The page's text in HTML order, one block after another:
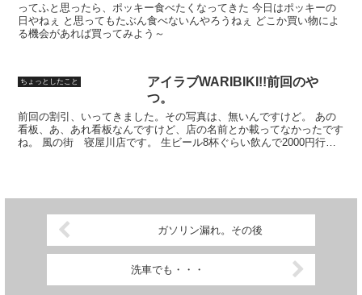
ってふと思ったら、ポッキー食べたくなってきた 今日はポッキーの
日やねぇ と思ってもたぶん食べないんやろうねぇ どこか買い物によ
る機会があれば買ってみよう～
ちょっとしたこと
アイラブWARIBIKI!!前回のや
つ。
前回の割引、いってきました。その写真は、無いんですけど。 あの
看板、あ、あれ看板なんですけど、店の名前とか載ってなかったです
ね。 風の街 寝屋川店です。 生ビール8杯ぐらい飲んで2000円行か
ガソリン漏れ。その後
洗車でも・・・